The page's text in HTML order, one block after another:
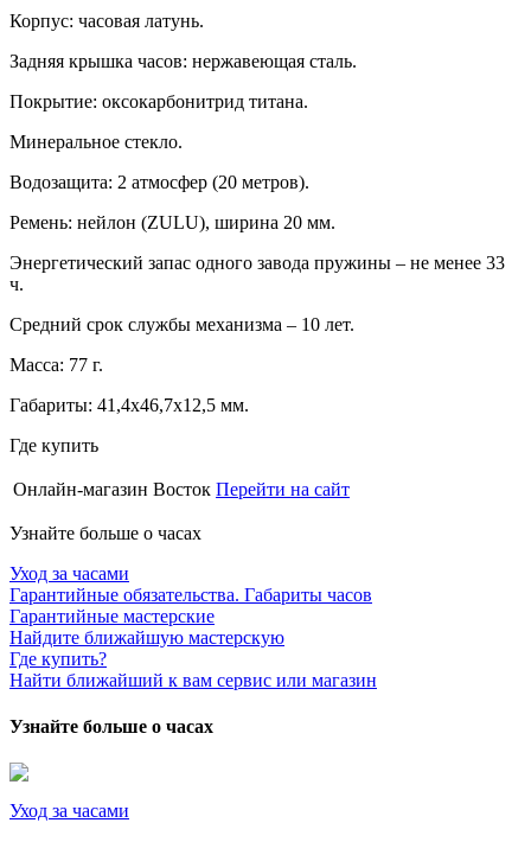
Корпус: часовая латунь.
Задняя крышка часов: нержавеющая сталь.
Покрытие: оксокарбонитрид титана.
Минеральное стекло.
Водозащита: 2 атмосфер (20 метров).
Ремень: нейлон (ZULU), ширина 20 мм.
Энергетический запас одного завода пружины – не менее 33
ч.
Средний срок службы механизма – 10 лет.
Масса: 77 г.
Габариты: 41,4х46,7х12,5 мм.
Где купить
Онлайн-магазин Восток Перейти на сайт
Узнайте больше о часах
Уход за часами
Гарантийные обязательства. Габариты часов
Гарантийные мастерские
Найдите ближайшую мастерскую
Где купить?
Найти ближайший к вам сервис или магазин
Узнайте больше о часах
Уход за часами